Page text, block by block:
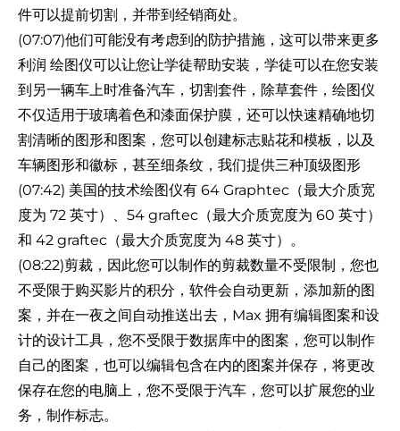
件可以提前切割，并带到经销商处。
(07:07)他们可能没有考虑到的防护措施，这可以带来更多
利润 绘图仪可以让您让学徒帮助安装，学徒可以在您安装
到另一辆车上时准备汽车，切割套件，除草套件，绘图仪
不仅适用于玻璃着色和漆面保护膜，还可以快速精确地切
割清晰的图形和图案，您可以创建标志贴花和模板，以及
车辆图形和徽标，甚至细条纹，我们提供三种顶级图形
(07:42) 美国的技术绘图仪有 64 Graphtec（最大介质宽
度为 72 英寸）、54 graftec（最大介质宽度为 60 英寸）
和 42 graftec（最大介质宽度为 48 英寸）。
(08:22)剪裁，因此您可以制作的剪裁数量不受限制，您也
不受限于购买影片的积分，软件会自动更新，添加新的图
案，并在一夜之间自动推送出去，Max 拥有编辑图案和设
计的设计工具，您不受限于数据库中的图案，您可以制作
自己的图案，也可以编辑包含在内的图案并保存，将更改
保存在您的电脑上，您不受限于汽车，您可以扩展您的业
务，制作标志。